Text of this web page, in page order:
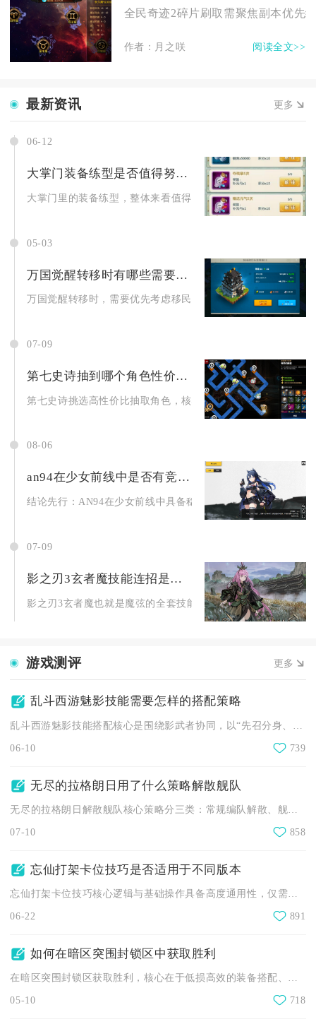
全民奇迹2碎片刷取需聚焦副本优先
作者：月之咲 阅读全文>>
最新资讯 更多
06-12
大掌门装备练型是否值得努力追求
大掌门里的装备练型，整体来看值得玩家投入精力去追求，但
05-03
万国觉醒转移时有哪些需要特别考虑的因素
万国觉醒转移时，需要优先考虑移民资格条件、目标王国适配
07-09
第七史诗抽到哪个角色性价比更高
第七史诗挑选高性价比抽取角色，核心评判标准围绕全玩法泛
08-06
an94在少女前线中是否有竞争力
结论先行：AN94在少女前线中具备稳定T0梯队竞争力，是泛用
07-09
影之刃3玄者魔技能连招是否仅限高手使用
影之刃3玄者魔也就是魔弦的全套技能连招并非仅限高手使用，
游戏测评 更多
乱斗西游魅影技能需要怎样的搭配策略
06-10 739
无尽的拉格朗日用了什么策略解散舰队
07-10 858
忘仙打架卡位技巧是否适用于不同版本
06-22 891
如何在暗区突围封锁区中获取胜利
05-10 718